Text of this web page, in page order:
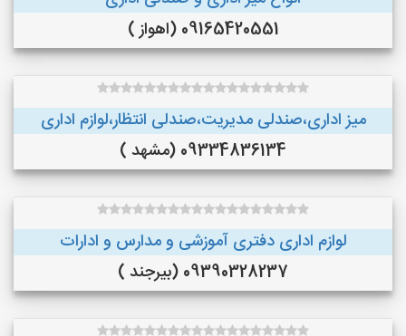
09165420551 (اهواز )
میز اداری،صندلی مدیریت،صندلی انتظار،لوازم اداری
09334836134 (مشهد )
لوازم اداری دفتری آموزشی و مدارس و ادارات
09390328237 (بیرجند )